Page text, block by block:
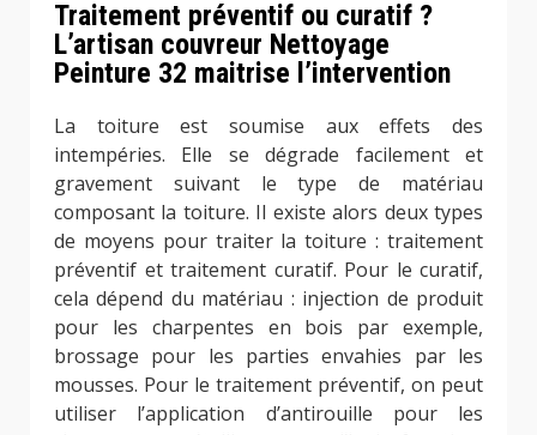
Traitement préventif ou curatif ?
L’artisan couvreur Nettoyage
Peinture 32 maitrise l’intervention
La toiture est soumise aux effets des
intempéries. Elle se dégrade facilement et
gravement suivant le type de matériau
composant la toiture. Il existe alors deux types
de moyens pour traiter la toiture : traitement
préventif et traitement curatif. Pour le curatif,
cela dépend du matériau : injection de produit
pour les charpentes en bois par exemple,
brossage pour les parties envahies par les
mousses. Pour le traitement préventif, on peut
utiliser l’application d’antirouille pour les